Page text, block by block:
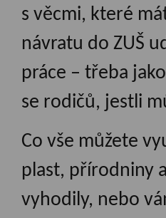
s věcmi, které
návratu do ZUŠ
práce – třeba
se rodičů, jestli
Co vše můžete
plast, přírodniny
vyhodily, nebo